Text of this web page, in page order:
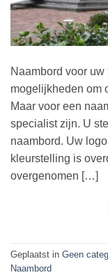
Naambord voor
mogelijkheden om
Maar voor een
specialist zijn. U
naambord. Uw
kleurstelling is
overgenomen […]
Geplaatst in Geen
Naambord